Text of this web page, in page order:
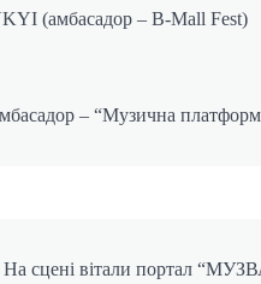
(амбасадор – B-Mall Fest)
– “Музична
сцені вітали портал